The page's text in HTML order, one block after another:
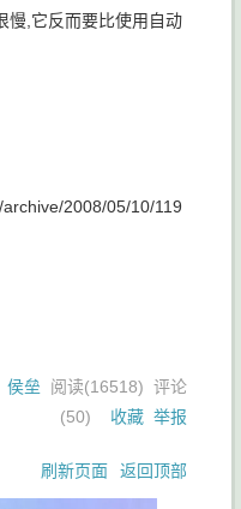
,它反而要比使用自动
2008/05/10/119
侯垒 阅读(16518) 评论
(50) 收藏 举报
刷新页面 返回顶部